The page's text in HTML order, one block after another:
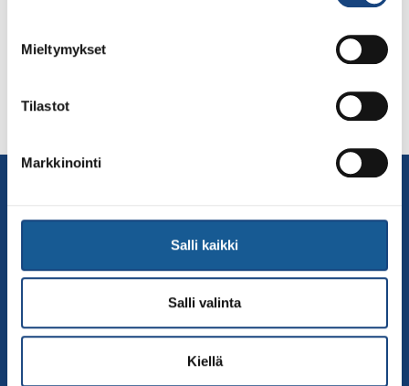
Mieltymykset
Tilastot
Markkinointi
Salli kaikki
Salli valinta
Kiellä
valmennuksen ja koulutuksen kehittämistä vuosien
varrella, kuten Pajulahdessa tapahtuvaa leiritys- ja
Favénin haastattelu Urheiluopistosäätiön sivuilta täältä.
00250 Helsinki
Puh.050-384 7563
Soittoaika 8.00 – 15.30
toimisto@judo.fi